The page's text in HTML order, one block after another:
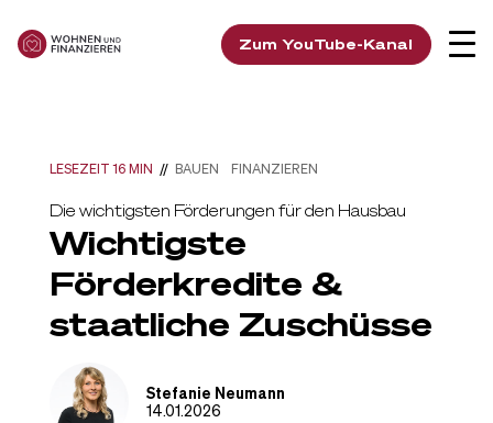
Zum YouTube-Kanal
LESEZEIT 16 MIN // BAUEN FINANZIEREN
Die wichtigsten Förderungen für den Hausbau
Wichtigste
Förderkredite &
staatliche Zuschüsse
Stefanie Neumann
14.01.2026